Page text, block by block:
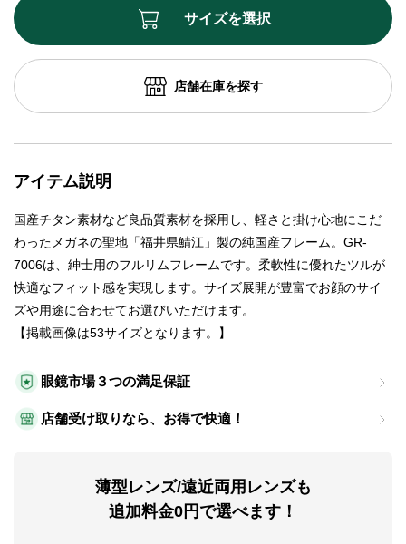
眼鏡市場３つの満足保証
店舗受け取りなら、お得で快適！
薄型レンズ/遠近両用レンズも
追加料金0円で選べます！
サイズを選択
店舗在庫を探す
アイテム説明
国産チタン素材など良品質素材を採用し、軽さと掛け心地にこだ
わったメガネの聖地「福井県鯖江」製の純国産フレーム。GR-
7006は、紳士用のフルリムフレームです。柔軟性に優れたツルが
快適なフィット感を実現します。サイズ展開が豊富でお顔のサイ
ズや用途に合わせてお選びいただけます。
【掲載画像は53サイズとなります。】